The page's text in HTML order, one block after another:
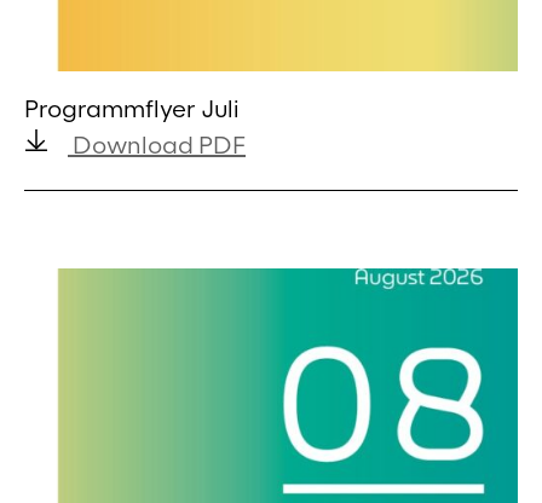
Programmflyer Juli
Download PDF